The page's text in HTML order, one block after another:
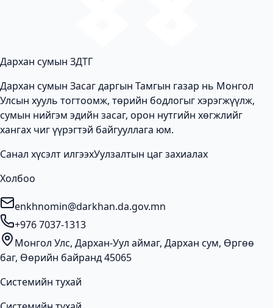
Дархан сумын ЗДТГ
Дархан сумын Засаг даргын Тамгын газар нь Монгол
Улсын хууль тогтоомж, төрийн бодлогыг хэрэгжүүлж,
сумын нийгэм эдийн засаг, орон нутгийн хөгжлийг
хангах чиг үүрэгтэй байгууллага юм.
Санал хүсэлт илгээхУулзалтын цаг захиалах
Холбоо
enkhnomin@darkhan.da.gov.mn
+976 7037-1313
Монгол Улс, Дархан-Уул аймаг, Дархан сум, Өргөө
баг, Өөрийн байранд 45065
Системийн тухай